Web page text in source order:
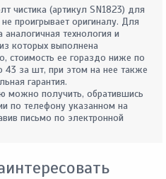
чистика (артикул SN1823) для
проигрывает оригиналу. Для
технология и
которых выполнена
стоимость ее гораздо ниже по
43 за шт, при этом на нее также
гарантия.
можно получить, обратившись
по телефону указанном на
письмо по электронной